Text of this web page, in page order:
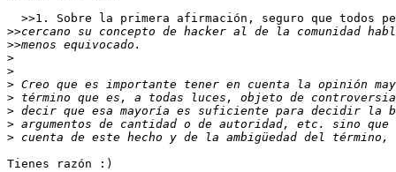
>>1. Sobre la primera afirmación, seguro que todos
>>
>>
>
>
>
>
>
>
>
Tienes razón :)